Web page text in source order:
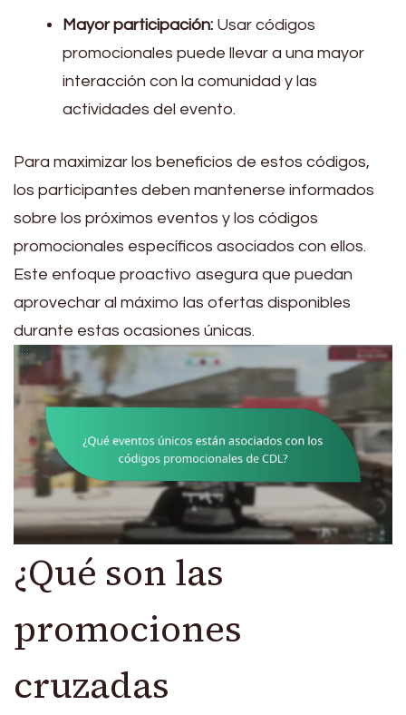
Mayor participación: Usar códigos
promocionales puede llevar a una mayor
interacción con la comunidad y las
actividades del evento.
Para maximizar los beneficios de estos códigos,
los participantes deben mantenerse informados
sobre los próximos eventos y los códigos
promocionales específicos asociados con ellos.
Este enfoque proactivo asegura que puedan
aprovechar al máximo las ofertas disponibles
durante estas ocasiones únicas.
¿Qué son las
promociones
cruzadas